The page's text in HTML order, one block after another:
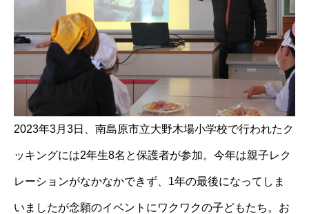
2023年3月3日、南島原市立大野木場小学校で行われたク
ッキングには2年生8名と保護者が参加。今年は親子レク
レーションがなかなかできず、1年の最後になってしま
いましたが念願のイベントにワクワクの子どもたち。お